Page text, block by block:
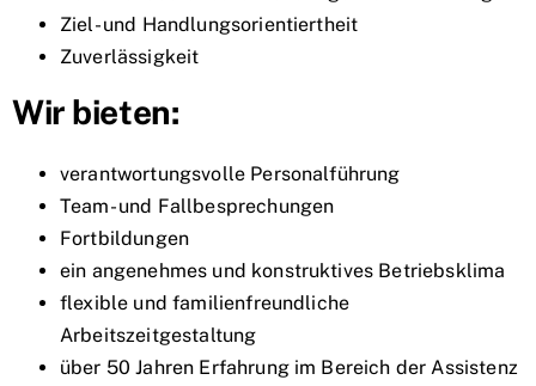
Ziel- und Handlungsorientiertheit
Zuverlässigkeit
Wir bieten:
verantwortungsvolle Personalführung
Team- und Fallbesprechungen
Fortbildungen
ein angenehmes und konstruktives Betriebsklima
flexible und familienfreundliche
Arbeitszeitgestaltung
über 50 Jahren Erfahrung im Bereich der Assistenz